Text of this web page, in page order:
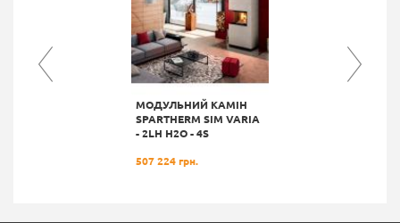
МОДУЛЬНИЙ КАМІН
SPARTHERM SIM VARIA
- 2LH H2О - 4S
507 224 грн.